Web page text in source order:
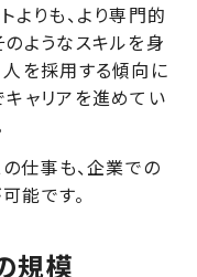
よりも、より専門的
ようなスキルを身
人を採用する傾向に
ャリアを進めてい
仕事も、企業での
能です。
規模